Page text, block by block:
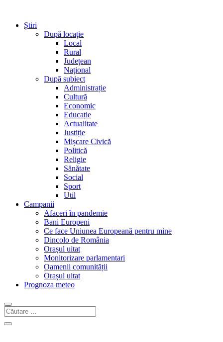
Știri
După locație
Local
Rural
Județean
Național
După subiect
Administrație
Cultură
Economic
Educație
Actualitate
Justiție
Mișcare Civică
Politică
Religie
Sănătate
Social
Sport
Util
Campanii
Afaceri în pandemie
Bani Europeni
Ce face Uniunea Europeană pentru mine
Dincolo de România
Orașul uitat
Monitorizare parlamentari
Oamenii comunității
Orașul uitat
Prognoza meteo